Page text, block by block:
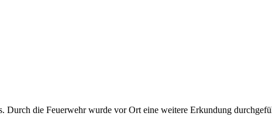
Durch die Feuerwehr wurde vor Ort eine weitere Erkundung